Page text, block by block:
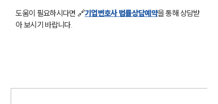
도움이 필요하시다면 🔗기업변호사 법률상담예약을 통해 상담받
아 보시기 바랍니다.